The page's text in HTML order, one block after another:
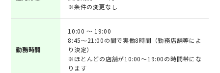
※条件の変更なし
勤務時間
10:00 ～ 19:00
8:45～21:00の間で実働8時間（勤務店舗等によ
り決定）
※ほとんどの店舗が10:00～19:00の時間帯にな
ります